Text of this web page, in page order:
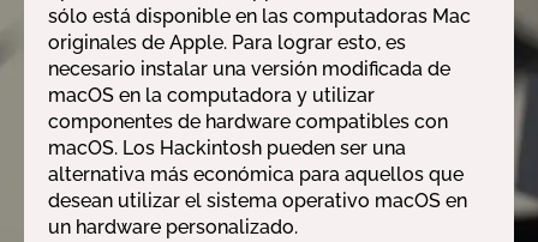
sólo está disponible en las computadoras Mac
originales de Apple. Para lograr esto, es
necesario instalar una versión modificada de
macOS en la computadora y utilizar
componentes de hardware compatibles con
macOS. Los Hackintosh pueden ser una
alternativa más económica para aquellos que
desean utilizar el sistema operativo macOS en
un hardware personalizado.